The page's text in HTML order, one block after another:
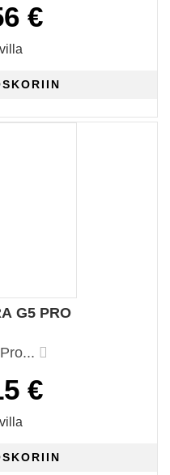
€
G5 PRO
€